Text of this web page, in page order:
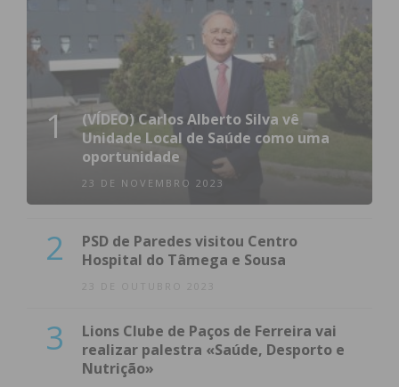
1
(VÍDEO) Carlos Alberto Silva vê
Unidade Local de Saúde como uma
oportunidade
23 DE NOVEMBRO 2023
2
PSD de Paredes visitou Centro
Hospital do Tâmega e Sousa
23 DE OUTUBRO 2023
3
Lions Clube de Paços de Ferreira vai
realizar palestra «Saúde, Desporto e
Nutrição»